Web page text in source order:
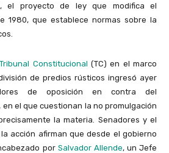
el proyecto de ley que modifica el
1980, que establece normas sobre la
Tribunal Constitucional (TC) en el marco
de predios rústicos ingresó ayer
de oposición en contra del
, en el que cuestionan la no promulgación
la materia. Senadores y el
acción afirman que desde el gobierno
por Salvador Allende, un Jefe